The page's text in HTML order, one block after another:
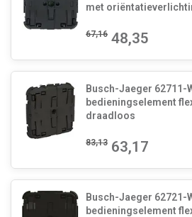
met
67,16 48,35
Busch-Jaeger 62711-
bedieningselement
draadloos
83,13 63,17
Busch-Jaeger 62721-
bedieningselement